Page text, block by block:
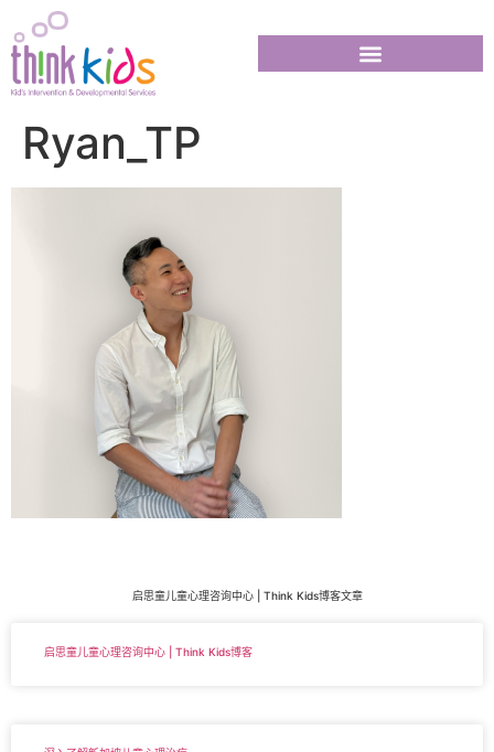
Ryan_TP
启思童儿童心理咨询中心 | Think Kids博客文章
启思童儿童心理咨询中心 | Think Kids博客